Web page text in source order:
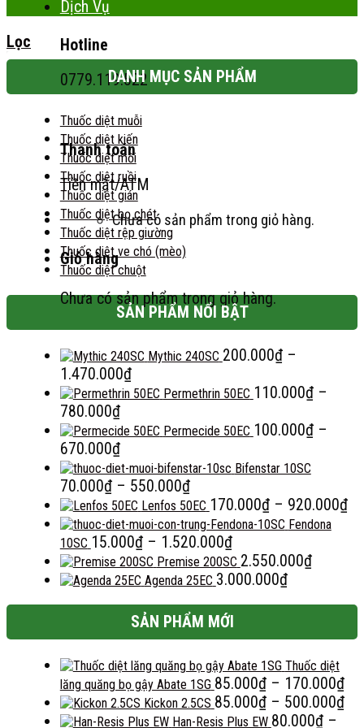
Hotline
0779.119.522
Thanh toán
Tiền mặt/ATM
Chưa có sản phẩm trong giỏ hàng.
Giỏ hàng
Chưa có sản phẩm trong giỏ hàng.
Dịch Vụ
Lọc
DANH MỤC SẢN PHẨM
Thuốc diệt muỗi
Thuốc diệt kiến
Thuốc diệt mối
Thuốc diệt ruồi
Thuốc diệt gián
Thuốc diệt bọ chét
Thuốc diệt rệp giường
Thuốc diệt ve chó (mèo)
Thuốc diệt chuột
SẢN PHẨM NỔI BẬT
Mythic 240SC 200.000₫ –
1.470.000₫Khoảng
giá:
200.000₫
1.470.000₫
Permethrin 50EC 110.000₫ –
780.000₫Khoảng
giá:
từ
110.000₫
đến
780.000₫
Permecide 50EC 100.000₫ –
670.000₫Khoảng
giá:
từ
100.000₫
đến
670.000₫
Bifenstar 10SC
70.000₫ – 550.000₫Khoảng
giá:
từ
70.000₫
đến
550.000₫
Lenfos 50EC 170.000₫ – 920.000₫
Fendona
10SC 15.000₫ – 1.520.000₫Khoảng
giá:
từ
đến
1.520.000₫
Premise 200SC 2.550.000₫
Agenda 25EC 3.000.000₫
SẢN PHẨM MỚI
Thuốc diệt
lăng quăng bọ gậy Abate 1SG 85.000₫ – 170.000₫
Kickon 2.5CS 85.000₫ – 500.000₫
Han-Resis Plus EW 80.000₫ –